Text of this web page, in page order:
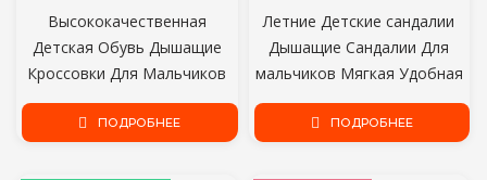
Высококачественная
Детская Обувь Дышащие
Кроссовки Для Мальчиков
Легкая Детская Обувь
Мягкая Нижняя Кроссовка
ПОДРОБНЕЕ
Летние Детские сандалии
Дышащие Сандалии Для
мальчиков Мягкая Удобная
Детская Обувь Открытый
Пляж Детские Легкие
ПОДРОБНЕЕ